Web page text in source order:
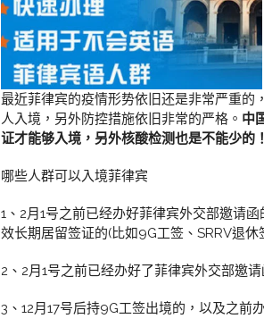
最近菲律宾的疫情形势依旧还是非常严重的
人入境，另外防控措施依旧非常的严格。 中
证才能够入境，另外核酸检测也是不能少的
哪些人群可以入境菲律宾
1、2月1号之前已经办好菲律宾外交部邀请
效长期居留签证的(比如9G工签、SRRV退
2、2月1号之前已经办好了菲律宾外交部邀
3、12月17号后持9G工签出境的，以及之前